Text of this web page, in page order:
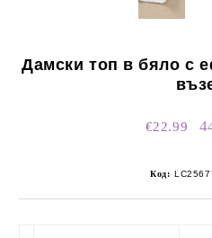
Дамски топ в бяло с
€22.99
Код: